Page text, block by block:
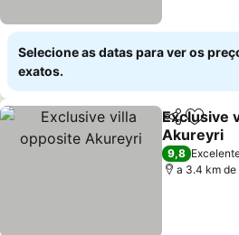
Selecione as datas para ver os
exatos.
Partilhar
Exclusive
Akureyri
Ver preços
9,8
a 3.4 km